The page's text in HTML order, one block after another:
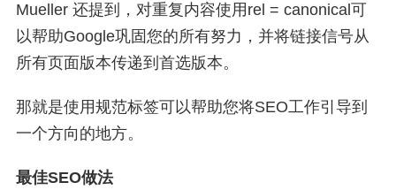
Mueller 还提到，对重复内容使用rel = canonical可
以帮助Google巩固您的所有努力，并将链接信号从
所有页面版本传递到首选版本。
那就是使用规范标签可以帮助您将SEO工作引导到
一个方向的地方。
最佳SEO做法